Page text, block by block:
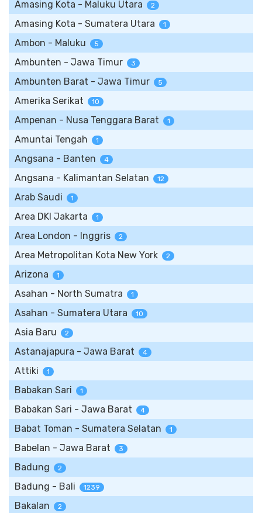
Amasing Kota - Maluku Utara 2
Amasing Kota - Sumatera Utara 1
Ambon - Maluku 5
Ambunten - Jawa Timur 3
Ambunten Barat - Jawa Timur 5
Amerika Serikat 10
Ampenan - Nusa Tenggara Barat 1
Amuntai Tengah 1
Angsana - Banten 4
Angsana - Kalimantan Selatan 12
Arab Saudi 1
Area DKI Jakarta 1
Area London - Inggris 2
Area Metropolitan Kota New York 2
Arizona 1
Asahan - North Sumatra 1
Asahan - Sumatera Utara 10
Asia Baru 2
Astanajapura - Jawa Barat 4
Attiki 1
Babakan Sari 1
Babakan Sari - Jawa Barat 4
Babat Toman - Sumatera Selatan 1
Babelan - Jawa Barat 3
Badung 2
Badung - Bali 1239
Bakalan 2